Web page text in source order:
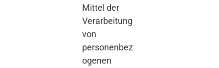
Mittel der
Verarbeitung
von
personenbez
ogenen